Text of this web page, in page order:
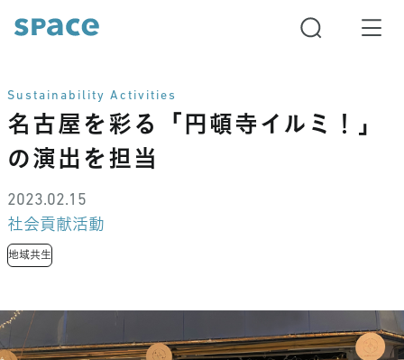
Sustainability Activities
名古屋を彩る「円頓寺イルミ！」
の演出を担当
2023.02.15
社会貢献活動
地域共生